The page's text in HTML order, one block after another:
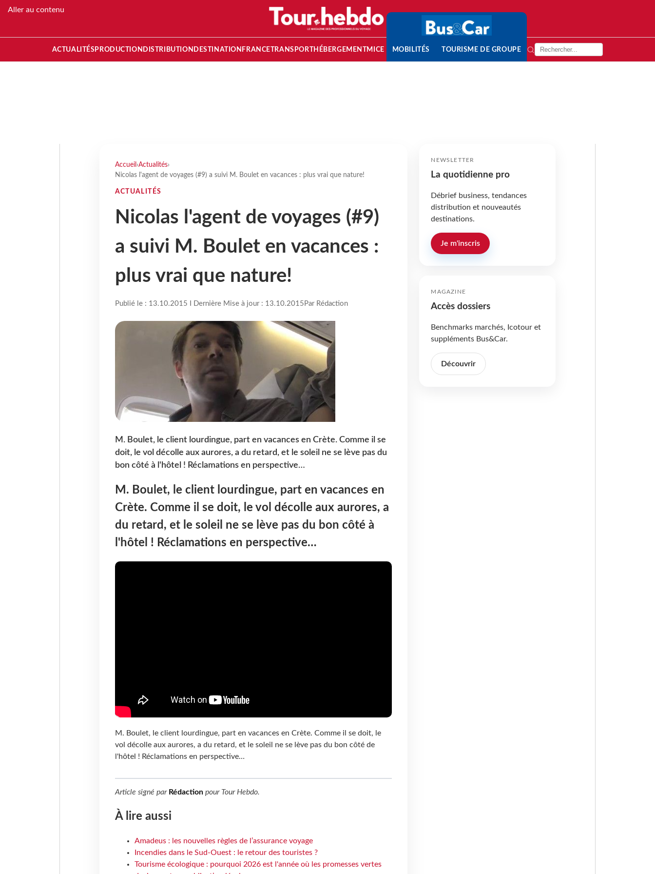
Aller au contenu
ACTUALITÉS PRODUCTION DISTRIBUTION DESTINATION FRANCETRANSPORT HÉBERGEMENTMICE MOBILITÉS TOURISME DE GROUPE
Accueil ›Actualités›
Nicolas l'agent de voyages (#9) a suivi M. Boulet en vacances : plus vrai que nature!
ACTUALITÉS
Nicolas l'agent de voyages (#9)
a suivi M. Boulet en vacances :
plus vrai que nature!
Publié le : 13.10.2015 I Dernière Mise à jour : 13.10.2015 Par Rédaction
M. Boulet, le client lourdingue, part en vacances en Crète. Comme il se
doit, le vol décolle aux aurores, a du retard, et le soleil ne se lève pas du
bon côté à l'hôtel ! Réclamations en perspective…
M. Boulet, le client lourdingue, part en vacances en
Crète. Comme il se doit, le vol décolle aux aurores, a
du retard, et le soleil ne se lève pas du bon côté à
l'hôtel ! Réclamations en perspective…
M. Boulet, le client lourdingue, part en vacances en Crète. Comme il se doit, le
vol décolle aux aurores, a du retard, et le soleil ne se lève pas du bon côté de
l'hôtel ! Réclamations en perspective…
Article signé par Rédactionpour Tour Hebdo.
À lire aussi
Amadeus : les nouvelles règles de l’assurance voyage
Incendies dans le Sud-Ouest : le retour des touristes ?
Tourisme écologique : pourquoi 2026 est l'année où les promesses vertes
NEWSLETTER
La quotidienne pro
Débrief business, tendances
distribution et nouveautés
destinations.
Je m'inscris
MAGAZINE
Accès dossiers
Benchmarks marchés, Icotour et
suppléments Bus&Car.
Découvrir